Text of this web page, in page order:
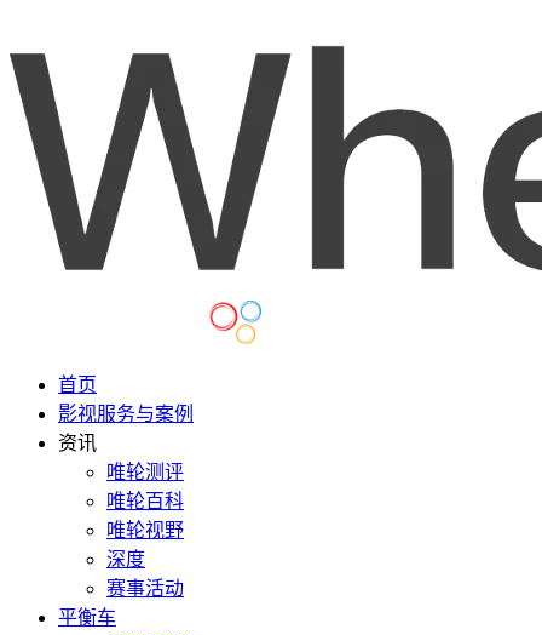
首页
影视服务与案例
资讯
唯轮测评
唯轮百科
唯轮视野
深度
赛事活动
平衡车